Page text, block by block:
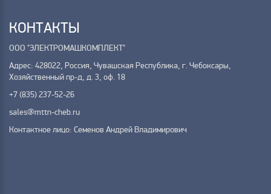
КОНТАКТЫ
ООО "ЭЛЕКТРОМАШКОМПЛЕКТ"
Адрес: 428022, Россия, Чувашская Республика, г. Чебоксары,
Хозяйственный пр-д, д. 3, оф. 18
+7 (835) 237-52-26
sales@mttn-cheb.ru
Контактное лицо: Семенов Андрей Владимирович